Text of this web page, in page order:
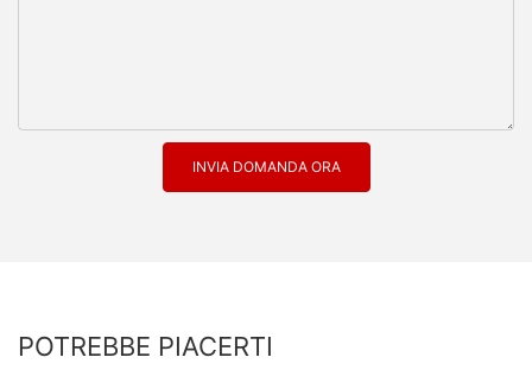
INVIA DOMANDA ORA
POTREBBE PIACERTI